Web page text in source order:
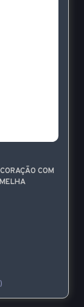
COM